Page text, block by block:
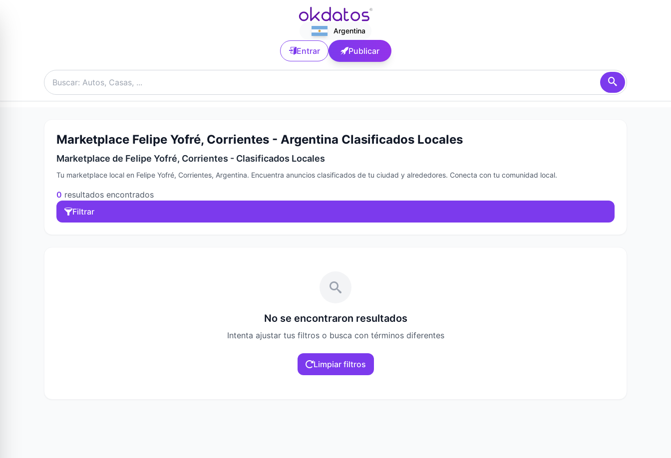
Argentina
Entrar Publicar
Marketplace Felipe Yofré, Corrientes - Argentina Clasificados Locales
Marketplace de Felipe Yofré, Corrientes - Clasificados Locales
Tu marketplace local en Felipe Yofré, Corrientes, Argentina. Encuentra anuncios clasificados de tu ciudad y alrededores. Conecta con tu comunidad local.
0 resultados encontrados
Filtrar
No se encontraron resultados
Intenta ajustar tus filtros o busca con términos diferentes
Limpiar filtros